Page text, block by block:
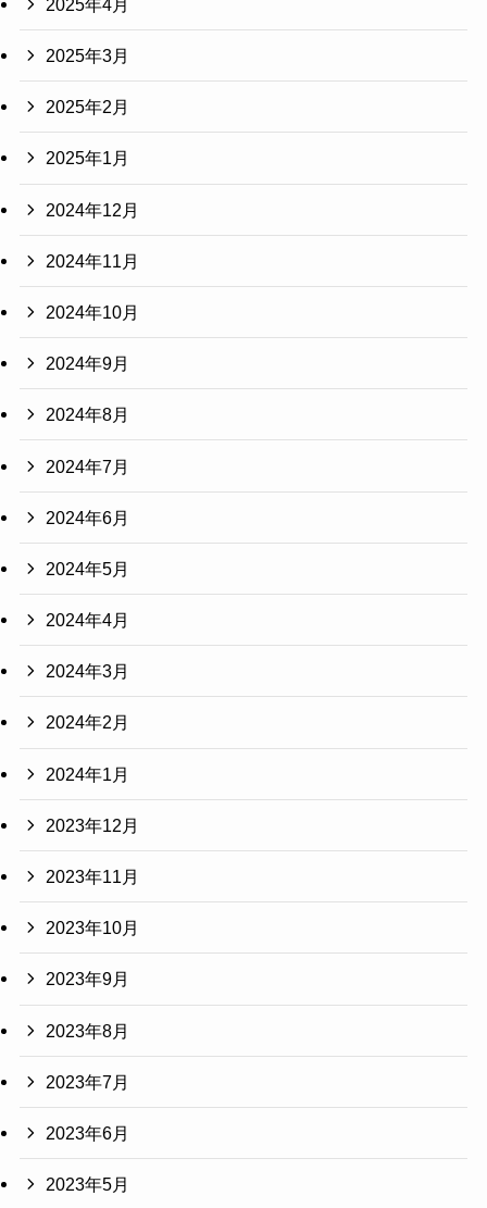
2025年4月
2025年3月
2025年2月
2025年1月
2024年12月
2024年11月
2024年10月
2024年9月
2024年8月
2024年7月
2024年6月
2024年5月
2024年4月
2024年3月
2024年2月
2024年1月
2023年12月
2023年11月
2023年10月
2023年9月
2023年8月
2023年7月
2023年6月
2023年5月